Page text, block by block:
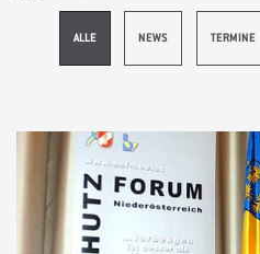
ALLE NEWS TERMINE